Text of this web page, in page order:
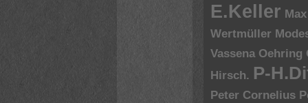
E.Keller
Wertmüller
Vassena Oehring
Hirsch. P-
Peter Cornelius